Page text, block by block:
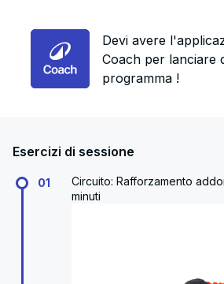
Devi avere
Coach per lanciare
programma !
Esercizi di sessione
01
Circuito: Rafforzamento
minuti